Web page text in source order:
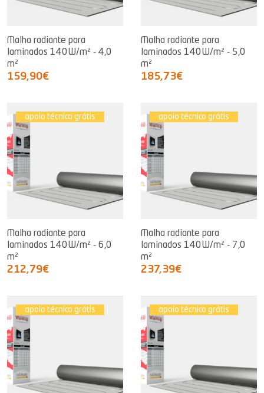
Malha radiante para
laminados 140W/m² - 4,0
m²
159,90€
Malha radiante para
laminados 140W/m² - 5,0
m²
185,73€
apoio técnico grátis
Malha radiante para
laminados 140W/m² - 6,0
m²
212,79€
apoio técnico grátis
Malha radiante para
laminados 140W/m² - 7,0
m²
237,39€
apoio técnico grátis apoio técnico grátis